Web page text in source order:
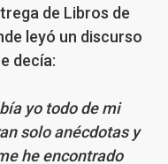
de Libros de
leyó un discurso
decía:
yo todo de mi
solo anécdotas y
he encontrado